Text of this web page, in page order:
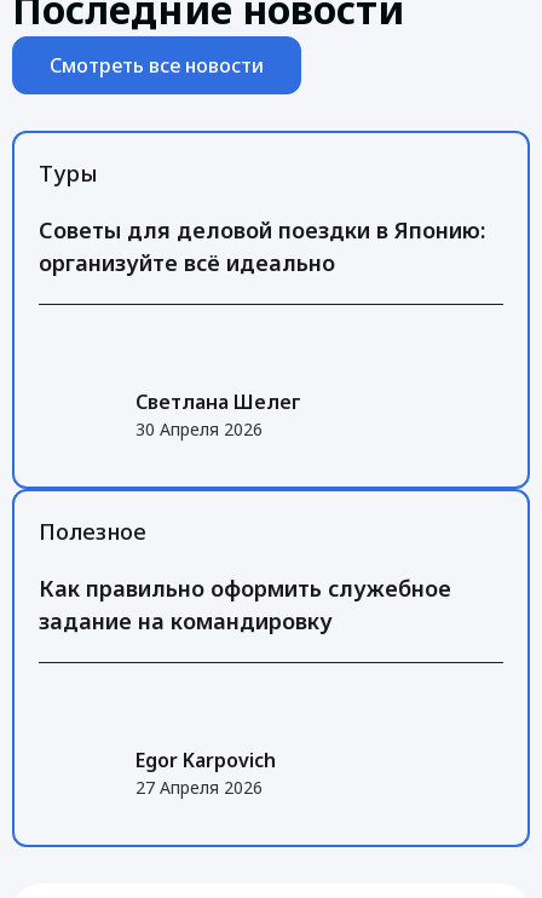
Смотреть все новости
Туры
Советы для деловой поездки в Японию:
организуйте всё идеально
Светлана Шелег
30 Апреля 2026
Полезное
Как правильно оформить служебное
задание на командировку
Egor Karpovich
27 Апреля 2026